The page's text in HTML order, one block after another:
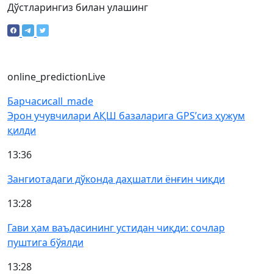
Дўстларингиз билан улашинг
online_predictionLive
Барчасиcall_made
Эрон учувчилари АҚШ базаларига GPS’сиз ҳужум
қилди
13:36
Зангиотадаги дўконда даҳшатли ёнғин чиқди
13:28
Гави ҳам ваъдасининг устидан чиқди: сочлар
пуштига бўялди
13:28